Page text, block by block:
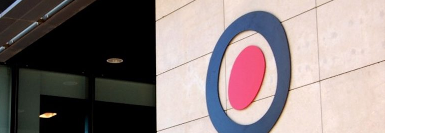
Acreditações A3ES